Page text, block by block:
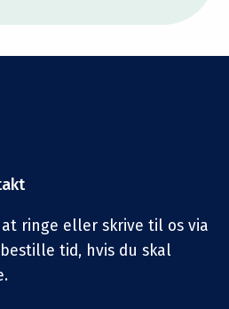
ringe eller skrive til os via
tid, hvis du skal